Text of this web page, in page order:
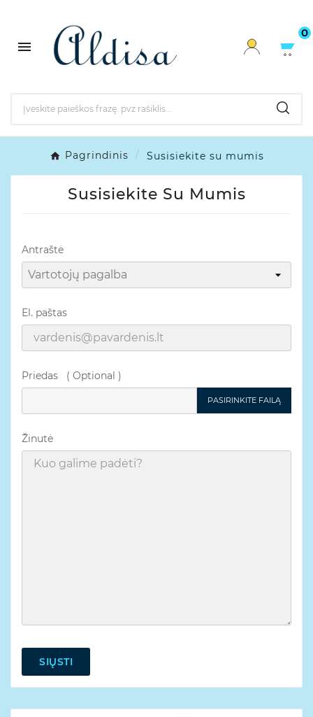

0
Pagrindinis Susisiekite su mumis
Susisiekite Su Mumis
Antraštė
El. paštas
Priedas ( Optional )
PASIRINKITE FAILĄ
Žinutė
SIŲSTI